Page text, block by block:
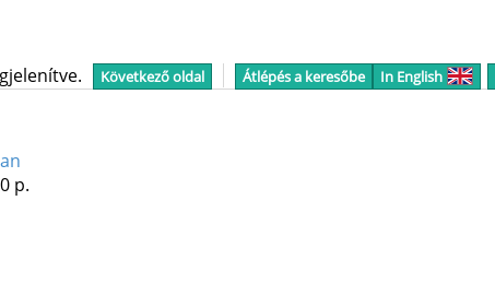
Következő oldal Átlépés a keresőbe In English
p.